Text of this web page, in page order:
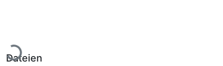
Lade...
Dateien